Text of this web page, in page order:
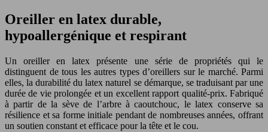
Oreiller en latex durable,
hypoallergénique et respirant
Un oreiller en latex présente une série de propriétés qui le
distinguent de tous les autres types d’oreillers sur le marché. Parmi
elles, la durabilité du latex naturel se démarque, se traduisant par une
durée de vie prolongée et un excellent rapport qualité-prix. Fabriqué
à partir de la sève de l’arbre à caoutchouc, le latex conserve sa
résilience et sa forme initiale pendant de nombreuses années, offrant
un soutien constant et efficace pour la tête et le cou.